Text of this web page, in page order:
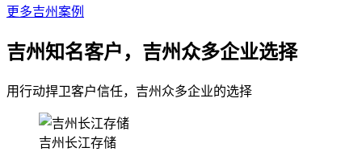
更多吉州案例
吉州知名客户，吉州众多企业选择
用行动捍卫客户信任，吉州众多企业的选择
吉州长江存储